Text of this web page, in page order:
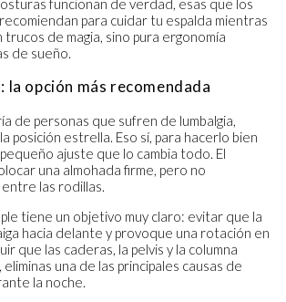
funcionan de verdad, esas que los
para cuidar tu espalda mientras
trucos de magia, sino pura ergonomía
de sueño.
la opción más recomendada
de personas que sufren de lumbalgia,
posición estrella. Eso sí, para hacerlo bien
ajuste que lo cambia todo. El
una almohada firme, pero no
las rodillas.
tiene un objetivo muy claro: evitar que la
hacia delante y provoque una rotación en
que las caderas, la pelvis y la columna
una de las principales causas de
la noche.